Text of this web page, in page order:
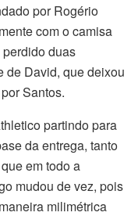
por Rogério
com o camisa
duas
de David, que deixou
Santos.
partindo para
da entrega, tanto
em todo a
mudou de vez, pois
milimétrica